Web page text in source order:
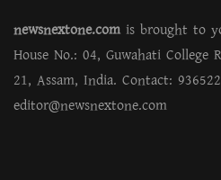
newsnextone.com is brought to
House No.: 04, Guwahati College
21, Assam, India. Contact:
editor@newsnextone.com